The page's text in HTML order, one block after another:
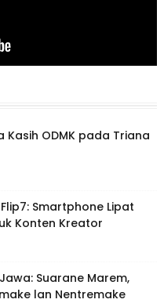
Kasih ODMK pada Triana
Smartphone Lipat
Konten Kreator
Suarane Marem,
lan Nentremake